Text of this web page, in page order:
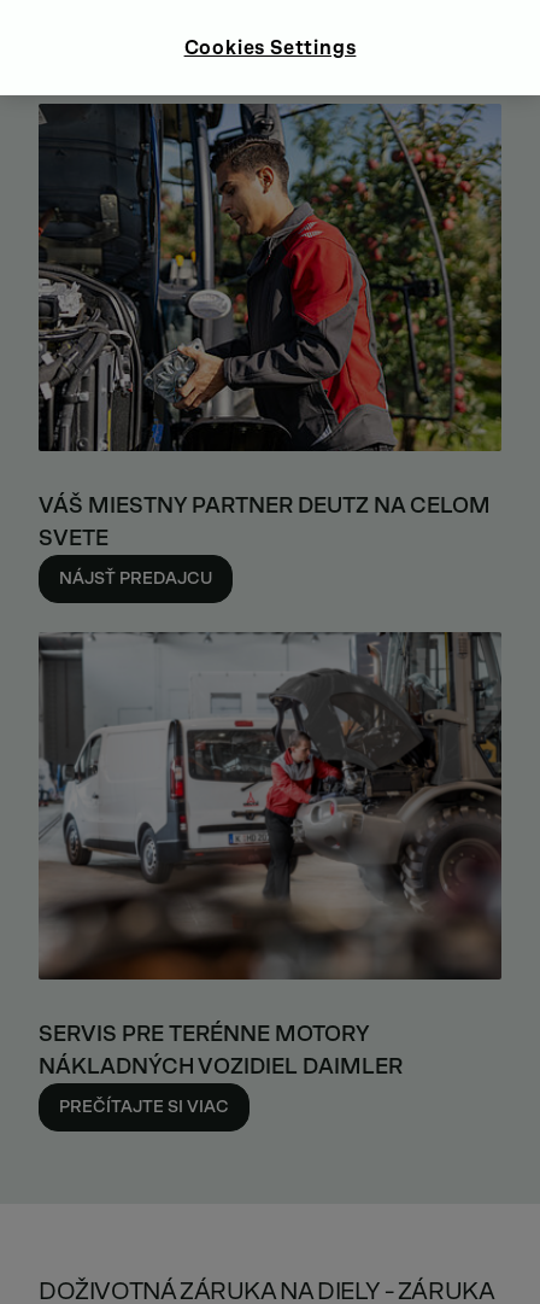
ZAREGISTRUJTE SA A NAKUPUJTE TERAZ
VÁŠ MIESTNY PARTNER DEUTZ NA CELOM
SVETE
NÁJSŤ PREDAJCU
SERVIS PRE TERÉNNE MOTORY
NÁKLADNÝCH VOZIDIEL DAIMLER
PREČÍTAJTE SI VIAC
DOŽIVOTNÁ ZÁRUKA NA DIELY - ZÁRUKA
Cookies Settings